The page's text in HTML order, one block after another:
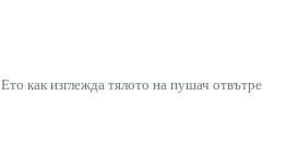
Ето как изглежда тялото на пушач отвътре